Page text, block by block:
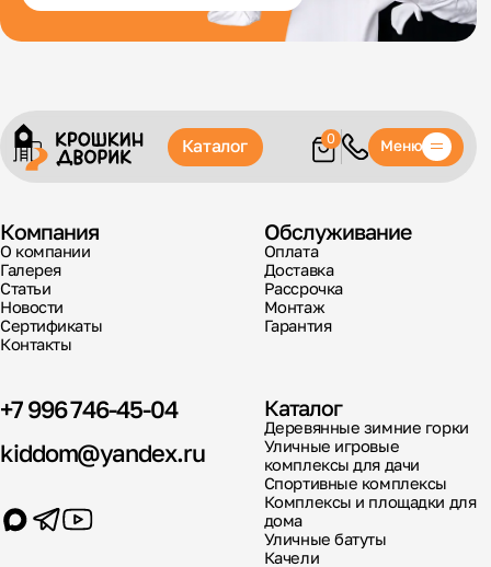
Каталог 0 Меню
+7 996 746-45-04
kiddom@yandex.ru
Компания
О компании
Галерея
Статьи
Новости
Сертификаты
Контакты
Обслуживание
Оплата
Доставка
Рассрочка
Монтаж
Гарантия
Каталог
Деревянные зимние горки
Уличные игровые
комплексы для дачи
Спортивные комплексы
Комплексы и площадки для
дома
Уличные батуты
Качели